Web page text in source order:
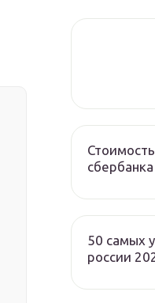
сбербанка
50 самых
россии